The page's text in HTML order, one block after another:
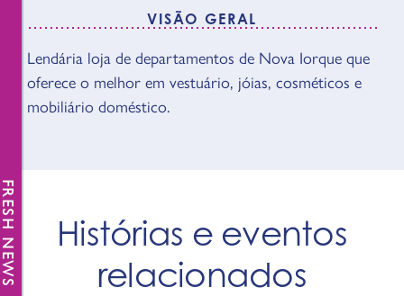
VISÃO GERAL
VISÃO GERAL
Lendária loja de departamentos de Nova Iorque que
oferece o melhor em vestuário, jóias, cosméticos e
mobiliário doméstico.
Histórias e eventos
relacionados
NEWS